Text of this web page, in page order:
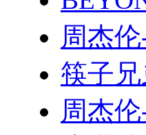
周杰
筷子
周杰